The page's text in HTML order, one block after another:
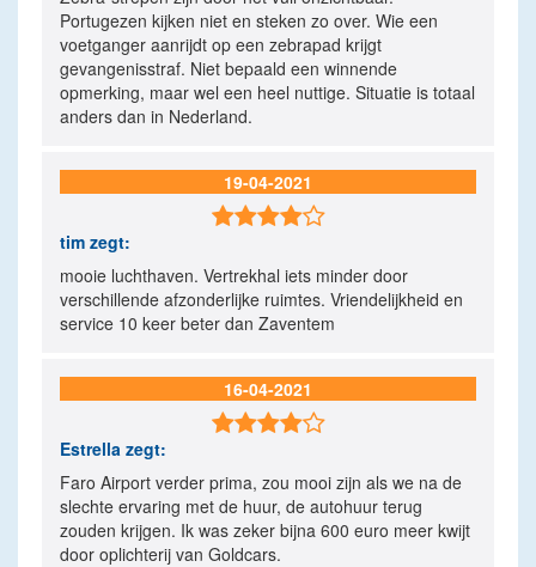
Portugezen kijken niet en steken zo over. Wie een
voetganger aanrijdt op een zebrapad krijgt
gevangenisstraf. Niet bepaald een winnende
opmerking, maar wel een heel nuttige. Situatie is totaal
anders dan in Nederland.
19-04-2021

tim zegt:
mooie luchthaven. Vertrekhal iets minder door
verschillende afzonderlijke ruimtes. Vriendelijkheid en
service 10 keer beter dan Zaventem
16-04-2021

Estrella zegt:
Faro Airport verder prima, zou mooi zijn als we na de
slechte ervaring met de huur, de autohuur terug
zouden krijgen. Ik was zeker bijna 600 euro meer kwijt
door oplichterij van Goldcars.